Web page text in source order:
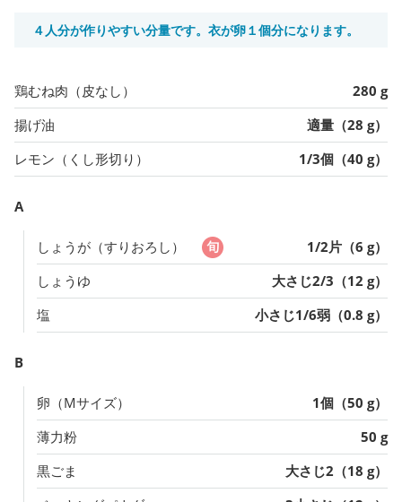
４人分が作りやすい分量です。衣が卵１個分になります。
鶏むね肉（皮なし）
280 g
揚げ油
適量（28 g）
レモン（くし形切り）
1/3個（40 g）
A
しょうが（すりおろし）
1/2片（6 g）
しょうゆ
大さじ2/3（12 g）
塩
小さじ1/6弱（0.8 g）
B
卵（Mサイズ）
1個（50 g）
薄力粉
50 g
黒ごま
大さじ2（18 g）